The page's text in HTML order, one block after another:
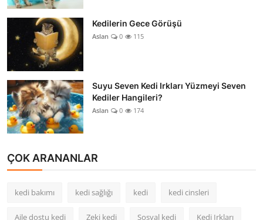
Kedilerin Gece Görüşü
Aslan 0 115
Suyu Seven Kedi Irkları Yüzmeyi Seven
Kediler Hangileri?
Aslan 0 174
ÇOK ARANANLAR
kedi bakımı kedi sağlığı kedi kedi cinsleri
Aile dostu kedi Zeki kedi Sosyal kedi Kedi Irkları